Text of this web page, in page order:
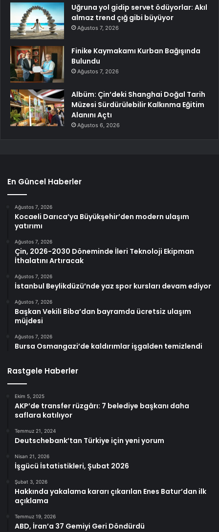
Uğruna yol gidip servet ödüyorlar: Akıl
almaz trend çığ gibi büyüyor
Ağustos 7, 2026
Finike Kaymakamı Kurban Bağışında
Bulundu
Ağustos 7, 2026
Albüm: Çin’deki Shanghai Doğal Tarih
Müzesi Sürdürülebilir Kalkınma Eğitim
Alanını Açtı
Ağustos 6, 2026
En Güncel Haberler
Ağustos 7, 2026
Kocaeli Darıca’ya Büyükşehir’den modern ulaşım
yatırımı
Ağustos 7, 2026
Çin, 2026-2030 Döneminde İleri Teknoloji Ekipman
İthalatını Artıracak
Ağustos 7, 2026
İstanbul Beylikdüzü’nde yaz spor kursları devam ediyor
Ağustos 7, 2026
Başkan Vekili Biba’dan bayramda ücretsiz ulaşım
müjdesi
Ağustos 7, 2026
Bursa Osmangazi’de kaldırımlar işgalden temizlendi
Rastgele Haberler
Ekim 5, 2025
AKP’de transfer rüzgârı: 7 belediye başkanı daha
saflara katılıyor
Temmuz 21, 2024
Deutschebank’tan Türkiye için yeni yorum
Nisan 21, 2026
İşgücü İstatistikleri, Şubat 2026
Şubat 3, 2026
Hakkında yakalama kararı çıkarılan Enes Batur’dan ilk
açıklama
Temmuz 19, 2026
ABD, İran’a 37 Gemiyi Geri Döndürdü